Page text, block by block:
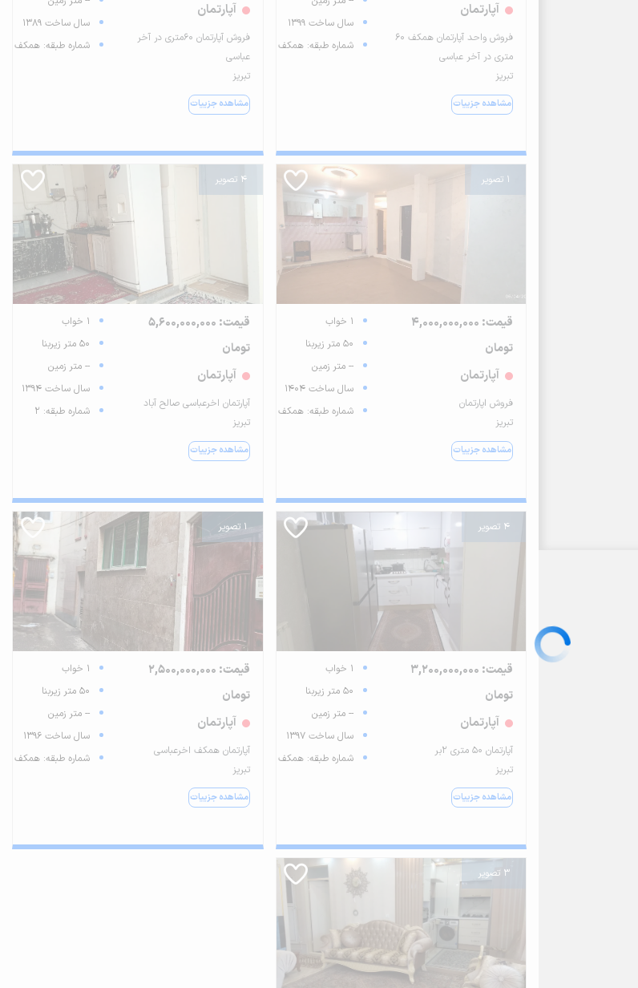
آپارتمان
فروش واحد آپارتمان همکف 60
متری در آخر عباسی
تبریز
مشاهده جزییات
سال ساخت 1399
شماره طبقه: همکف
آپارتمان
فروش آپارتمان 60متری در آخر
عباسی
تبریز
مشاهده جزییات
سال ساخت 1389
شماره طبقه: همکف
1 تصویر
قیمت: 4,000,000,000
تومان
آپارتمان
فروش اپارتمان
تبریز
مشاهده جزییات
1 خواب
50 متر زیربنا
-- متر زمین
سال ساخت 1404
شماره طبقه: همکف
4 تصویر
قیمت: 5,600,000,000
تومان
آپارتمان
آپارتمان اخرعباسی صالح آباد
تبریز
مشاهده جزییات
1 خواب
50 متر زیربنا
-- متر زمین
سال ساخت 1394
شماره طبقه: 2
4 تصویر
قیمت: 3,200,000,000
تومان
آپارتمان
آپارتمان 50 متری 2بر
تبریز
مشاهده جزییات
1 خواب
50 متر زیربنا
-- متر زمین
سال ساخت 1397
شماره طبقه: همکف
1 تصویر
قیمت: 2,500,000,000
تومان
آپارتمان
آپارتمان همکف اخرعباسی
تبریز
مشاهده جزییات
1 خواب
50 متر زیربنا
-- متر زمین
سال ساخت 1396
شماره طبقه: همکف
3 تصویر